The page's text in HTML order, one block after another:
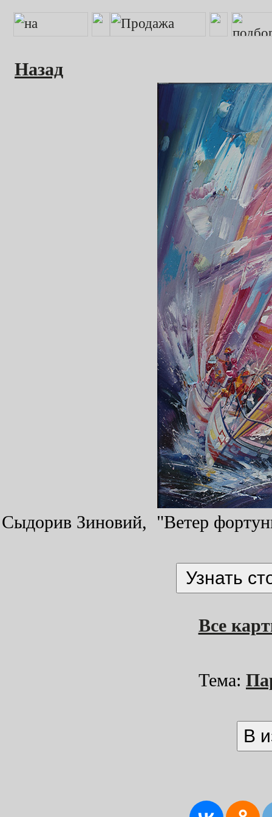
Назад
Сыдорив Зиновий, "Ветер
Все
Тема: